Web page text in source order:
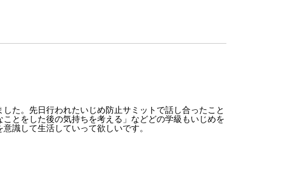
た。先日行われたいじめ防止サミットで話し合ったこと
とをした後の気持ちを考える」などどの学級もいじめを
識して生活していって欲しいです。